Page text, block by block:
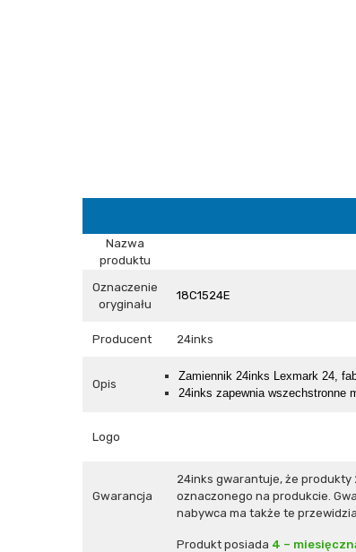
Nazwa
produktu
Oznaczenie
oryginału
18C1524E
Producent 24inks
Opis
Zamiennik 24inks Lexmark 24,
24inks zapewnia wszechstronne
Logo
Gwarancja
24inks gwarantuje, że produkty
oznaczonego na produkcie.
nabywca ma także te
Produkt posiada 4 –